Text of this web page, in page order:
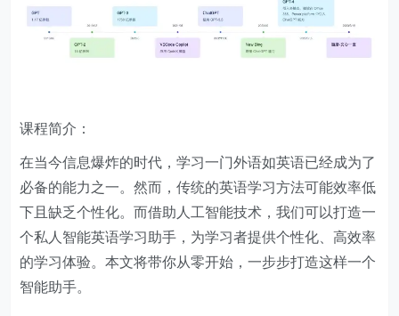
课程简介：
在当今信息爆炸的时代，学习一门外语如英语已经成为了
必备的能力之一。然而，传统的英语学习方法可能效率低
下且缺乏个性化。而借助人工智能技术，我们可以打造一
个私人智能英语学习助手，为学习者提供个性化、高效率
的学习体验。本文将带你从零开始，一步步打造这样一个
智能助手。